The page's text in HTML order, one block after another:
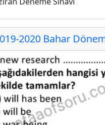
2020 Bahar